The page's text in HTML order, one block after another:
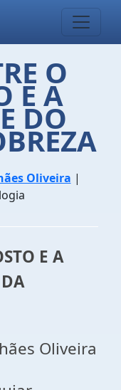
O
E A
DO
Oliveira |
E A
Oliveira